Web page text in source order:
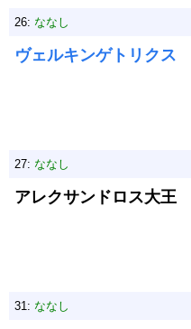
26: ななし
ヴェルキンゲトリクス
27: ななし
アレクサンドロス大王
31: ななし